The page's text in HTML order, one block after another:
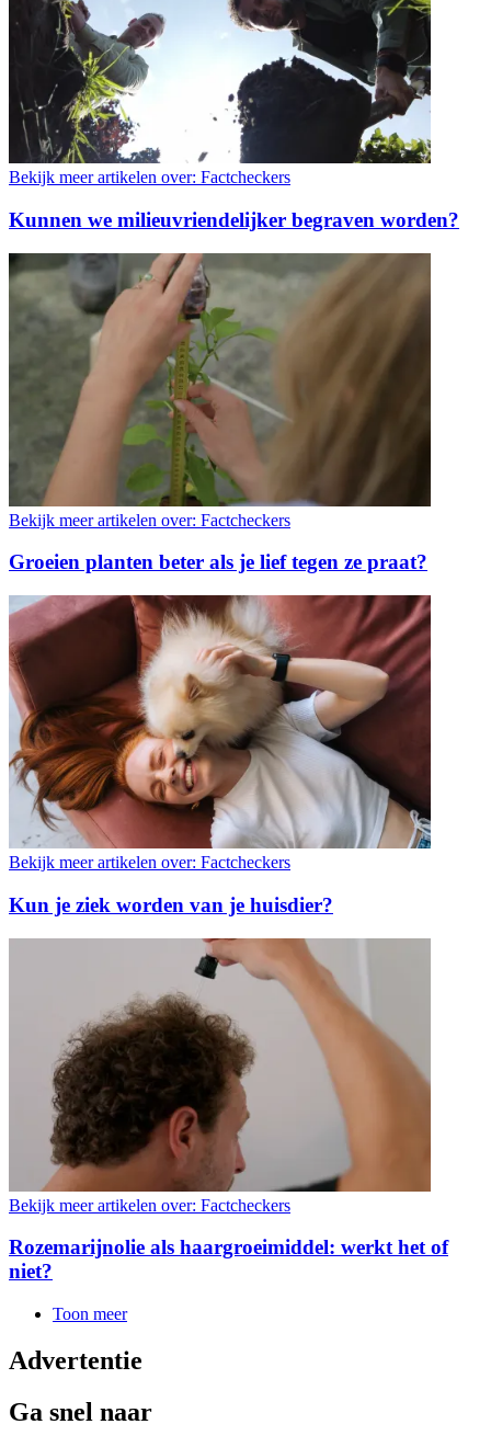
Bekijk meer artikelen over: Factcheckers
Kunnen we milieuvriendelijker begraven worden?
Bekijk meer artikelen over: Factcheckers
Groeien planten beter als je lief tegen ze praat?
Bekijk meer artikelen over: Factcheckers
Kun je ziek worden van je huisdier?
Bekijk meer artikelen over: Factcheckers
Rozemarijnolie als haargroeimiddel: werkt het of
niet?
Toon meer
Advertentie
Ga snel naar